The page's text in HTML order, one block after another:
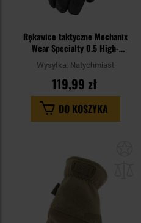
Rękawice taktyczne Mechanix
Wear Specialty 0.5 High-
Dexterity Covert
Wysyłka: Natychmiast
119,99 zł
DO KOSZYKA